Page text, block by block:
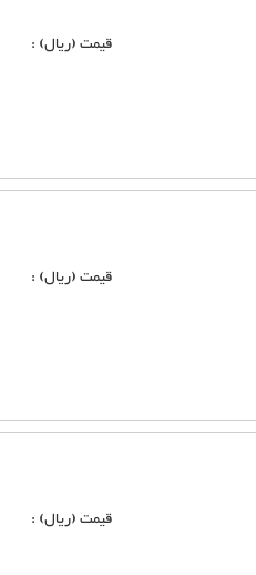
قیمت (ریال) :
قیمت (ریال) :
قیمت (ریال) :